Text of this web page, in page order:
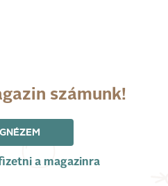
számunk!
a magazinra